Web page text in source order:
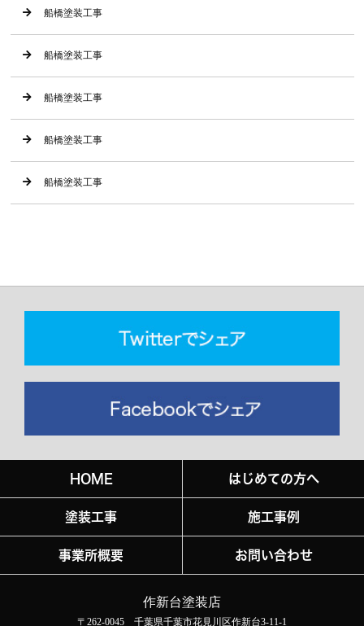
船橋塗装工事
船橋塗装工事
船橋塗装工事
船橋塗装工事
船橋塗装工事
HOME はじめての方へ
塗装工事 施工事例
事業所概要 お問い合わせ
作新台塗装店
〒262-0045 千葉県千葉市花見川区作新台3-11-1